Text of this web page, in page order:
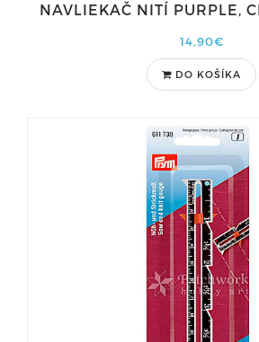
NAVLIEKAČ NITÍ PURPLE,
14,90€
DO KOŠÍKA